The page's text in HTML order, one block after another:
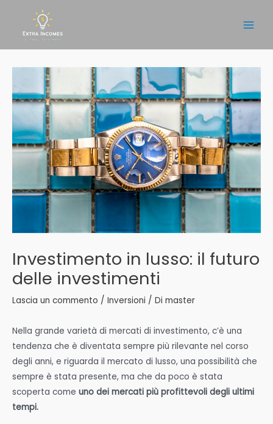
contenuto
Investimento in lusso: il futuro
delle investimenti
Lascia un commento / Inversioni / Di master
Nella grande varietà di mercati di investimento, c’è una
tendenza che è diventata sempre più rilevante nel corso
degli anni, e riguarda il mercato di lusso, una possibilità che
sempre è stata presente, ma che da poco è stata
scoperta come uno dei mercati più profittevoli degli ultimi
tempi.